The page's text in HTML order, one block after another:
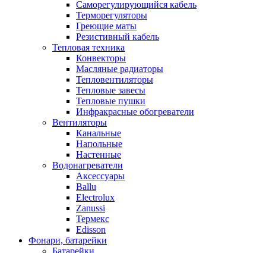
Саморегулирующийся кабель
Терморегуляторы
Греющие маты
Резистивный кабель
Тепловая техника
Конвекторы
Масляные радиаторы
Тепловентиляторы
Тепловые завесы
Тепловые пушки
Инфракрасные обогреватели
Вентиляторы
Канальные
Напольные
Настенные
Водонагреватели
Аксессуары
Ballu
Electrolux
Zanussi
Термекс
Edisson
Фонари, батарейки
Батарейки